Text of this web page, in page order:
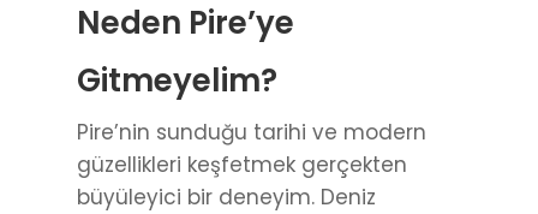
Neden Pire’ye
Gitmeyelim?
Pire’nin sunduğu tarihi ve modern
güzellikleri keşfetmek gerçekten
büyüleyici bir deneyim. Deniz